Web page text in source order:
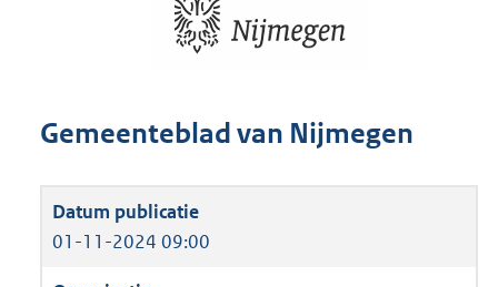
Gemeenteblad van Nijmegen
01-11-2024 09:00